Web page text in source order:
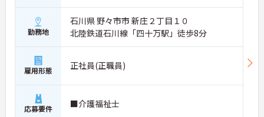
勤務地
石川県 野々市市 新庄２丁目１０
北陸鉄道石川線「四十万駅」徒歩8分
雇用形態 正社員(正職員)
応募要件 ■介護福祉士